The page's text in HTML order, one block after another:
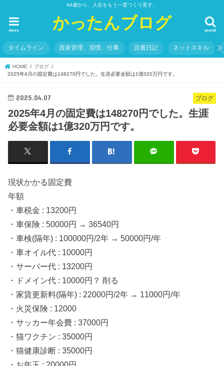
44歳から、人生をもう一度つくり直す。
かったんブログ search
menu
タイムライン 資産管理、習慣、仕事 読書日記 ネットスキル
HOME
ブログ
2025年4月の固定費は148270円でした。生涯必要金額は1億320万円です。
ブログ
2025.04.07
2025年4月の固定費は148270円でした。生涯
必要金額は1億320万円です。
現状かかる固定費
年額
・車税金 : 13200円
・車保険 : 50000円 → 36540円
・車検(隔年) : 100000円/2年 → 50000円/年
・車オイル代 : 10000円
・サーバー代 : 13200円
・ドメイン代 : 10000円？ 削る
・家賃更新料(隔年) : 22000円/2年 → 11000円/年
・火災保険 : 12000
・サッカー年会費 : 37000円
・猫ワクチン : 35000円
・猫健康診断 : 35000円